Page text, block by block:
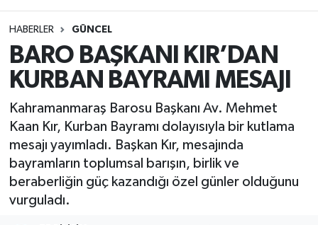
HABERLER GÜNCEL
BARO BAŞKANI KIR’DAN
KURBAN BAYRAMI MESAJI
Kahramanmaraş Barosu Başkanı Av. Mehmet
Kaan Kır, Kurban Bayramı dolayısıyla bir kutlama
mesajı yayımladı. Başkan Kır, mesajında
bayramların toplumsal barışın, birlik ve
beraberliğin güç kazandığı özel günler olduğunu
vurguladı.
Süper Lig Puan Durumu ve Fikstür
Tüm Manşetler
Son Dakika Haberleri
Haber Arşivi